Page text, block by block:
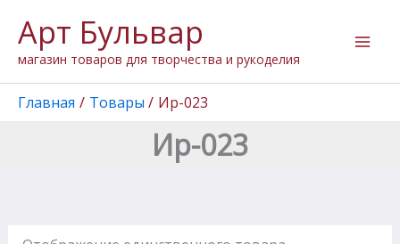
содержимому
Арт Бульвар
магазин товаров для творчества и рукоделия
Главная Товары Ир-023
Ир-023